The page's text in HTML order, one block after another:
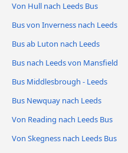
Von Hull nach Leeds Bus
Bus von Inverness nach Leeds
Bus ab Luton nach Leeds
Bus nach Leeds von Mansfield
Bus Middlesbrough - Leeds
Bus Newquay nach Leeds
Von Reading nach Leeds Bus
Von Skegness nach Leeds Bus